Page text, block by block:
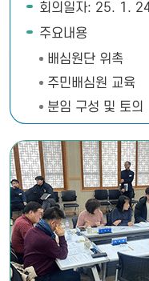
회의일자: 25. 1.
주요내용
배심원단 위촉
주민배심원 교육
분임 구성 및 토의